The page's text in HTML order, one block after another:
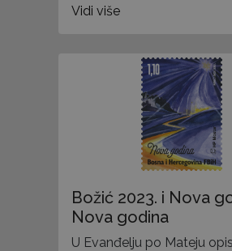
Vidi više
Božić 2023. i Nova
Nova godina
U Evanđelju po Mateju